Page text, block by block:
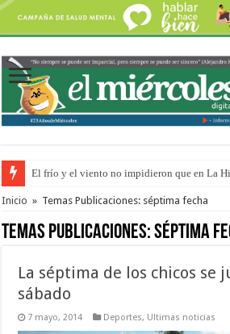
El frío y el viento no impidieron que en La
OSER: Frigerio aseguró que mejoraron el
Inicio » Temas Publicaciones: séptima fecha
Temas Publicaciones:séptima
La séptima de los chicos se
sábado
7 mayo, 2014 Deportes, Ultimas noticias